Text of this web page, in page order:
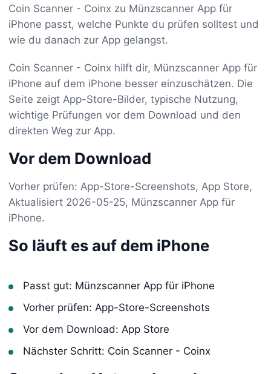
Coin Scanner - Coinx zu Münzscanner App für
iPhone passt, welche Punkte du prüfen solltest und
wie du danach zur App gelangst.
Coin Scanner - Coinx hilft dir, Münzscanner App für
iPhone auf dem iPhone besser einzuschätzen. Die
Seite zeigt App-Store-Bilder, typische Nutzung,
wichtige Prüfungen vor dem Download und den
direkten Weg zur App.
Vor dem Download
Vorher prüfen: App-Store-Screenshots, App Store,
Aktualisiert 2026-05-25, Münzscanner App für
iPhone.
So läuft es auf dem iPhone
Passt gut: Münzscanner App für iPhone
Vorher prüfen: App-Store-Screenshots
Vor dem Download: App Store
Nächster Schritt: Coin Scanner - Coinx